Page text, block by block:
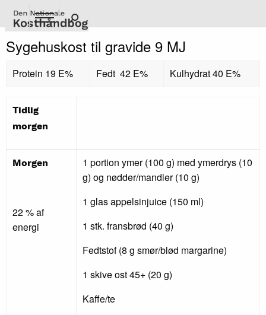
hovedindhold
Sygehuskost til gravide 9 MJ
Protein 19 E% Fedt 42 E% Kulhydrat 40 E%
Tidlig
morgen
Morgen
22 % af
energi
1 portion ymer (100 g) med ymerdrys (10
g) og nødder/mandler (10 g)
1 glas appelsinjuice (150 ml)
1 stk. fransbrød (40 g)
Fedtstof (8 g smør/blød margarine)
1 skive ost 45+ (20 g)
Kaffe/te